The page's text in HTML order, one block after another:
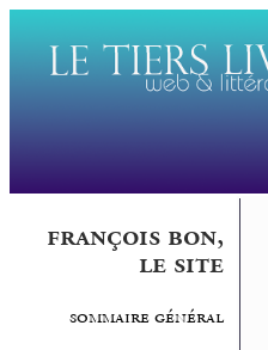
françois bon,
le site
sommaire général